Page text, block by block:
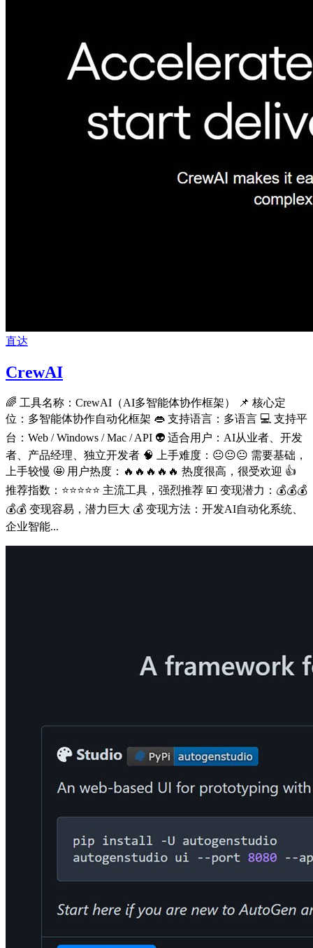
直达
CrewAI
🌈 工具名称：CrewAI（AI多智能体协作框架） 📌 核心定
位：多智能体协作自动化框架 👄 支持语言：多语言 💻 支持平
台：Web / Windows / Mac / API 👽 适合用户：AI从业者、开发
者、产品经理、独立开发者 🧠 上手难度：😐😐😐 需要基础，
上手较慢 🤩 用户热度：🔥🔥🔥🔥🔥 热度很高，很受欢迎 👍
推荐指数：⭐⭐⭐⭐⭐ 主流工具，强烈推荐 💴 变现潜力：💰💰💰
💰💰 变现容易，潜力巨大 💰 变现方法：开发AI自动化系统、
企业智能...